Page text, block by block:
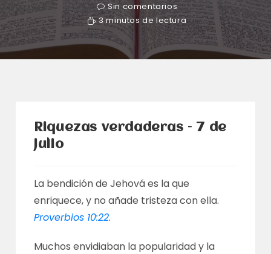
Sin comentarios
3 minutos de lectura
Riquezas verdaderas – 7 de
julio
La bendición de Jehová es la que
enriquece, y no añade tristeza con ella.
Proverbios 10:22.
Muchos envidiaban la popularidad y la